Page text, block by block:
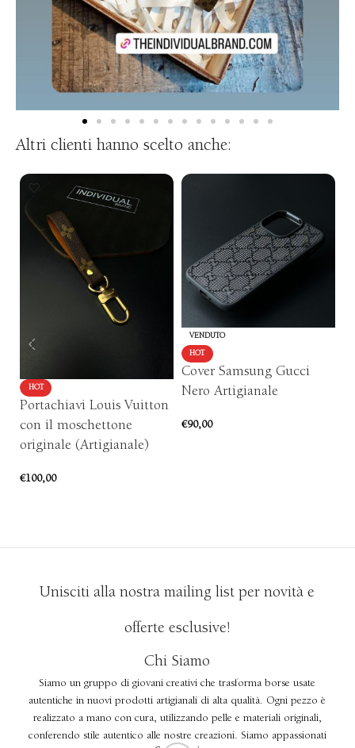
Altri clienti hanno scelto anche:
HOT
Portachiavi Louis Vuitton
con il moschettone
originale (Artigianale)
€100,00
VENDUTO
HOT
Cover Samsung Gucci
Nero Artigianale
€90,00
Unisciti alla nostra mailing list per novità e
offerte esclusive!
Chi Siamo
Siamo un gruppo di giovani creativi che trasforma borse usate
autentiche in nuovi prodotti artigianali di alta qualità. Ogni pezzo è
realizzato a mano con cura, utilizzando pelle e materiali originali,
conferendo stile autentico alle nostre creazioni. Siamo appassionati